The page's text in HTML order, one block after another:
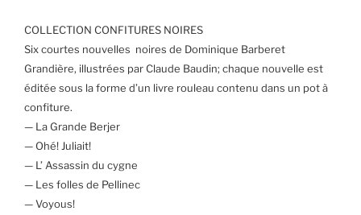
COLLECTION CONFITURES NOIRES
Six courtes nouvelles noires de Dominique Barberet
Grandière, illustrées par Claude Baudin; chaque nouvelle est
éditée sous la forme d’un livre rouleau contenu dans un pot à
confiture.
— La Grande Berjer
— Ohé! Juliait!
— L’ Assassin du cygne
— Les folles de Pellinec
— Voyous!